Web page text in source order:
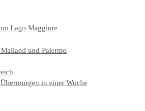
Lago Maggiore
und Palermo
in einer Woche